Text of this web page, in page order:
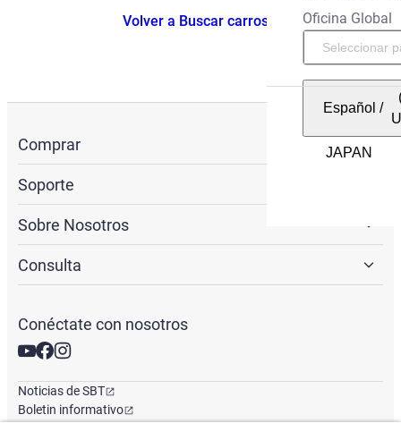
Oficina Global
Español /
Volver a Buscar carros
Comprar
Soporte
Sobre Nosotros
Consulta
Conéctate con nosotros
Noticias de SBT
Boletin informativo